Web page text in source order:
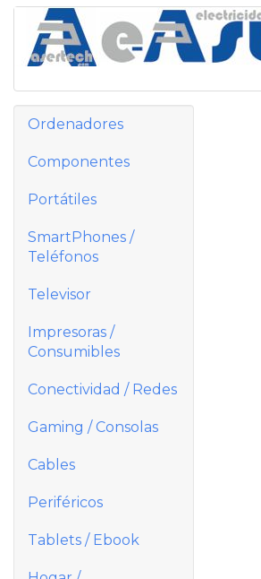
Ordenadores
Componentes
Portátiles
SmartPhones /
Teléfonos
Televisor
Impresoras /
Consumibles
Conectividad / Redes
Gaming / Consolas
Cables
Periféricos
Tablets / Ebook